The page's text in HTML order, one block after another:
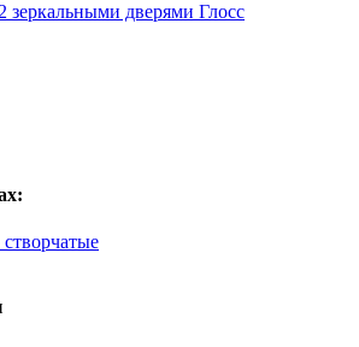
дверями Глосс